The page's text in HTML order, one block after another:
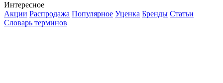
Интересное
Акции Распродажа Популярное Уценка Бренды Статьи
Словарь терминов